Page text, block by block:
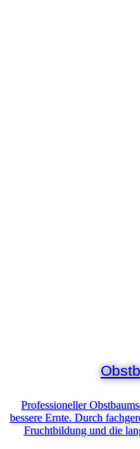
Professioneller
bessere Ernte. Durch
Fruchtbildung und die